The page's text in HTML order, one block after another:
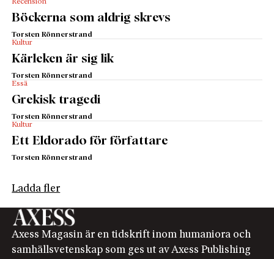
Recension
Böckerna som aldrig skrevs
Torsten Rönnerstrand
Kultur
Kärleken är sig lik
Torsten Rönnerstrand
Essä
Grekisk tragedi
Torsten Rönnerstrand
Kultur
Ett Eldorado för författare
Torsten Rönnerstrand
Ladda fler
Axess Magasin är en tidskrift inom humaniora och
samhällsvetenskap som ges ut av Axess Publishing